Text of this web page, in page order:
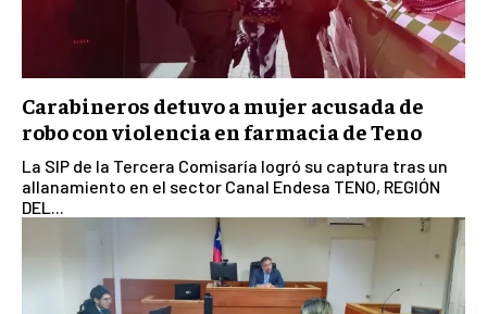
Carabineros detuvo a mujer acusada de
robo con violencia en farmacia de Teno
La SIP de la Tercera Comisaría logró su captura tras un
allanamiento en el sector Canal Endesa TENO, REGIÓN
DEL...